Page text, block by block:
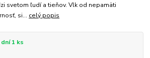
svetom ľudí a tieňov. Vlk od nepamäti
si... celý popis
1 ks